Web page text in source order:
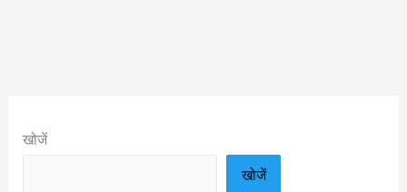
खोजें
खोजें